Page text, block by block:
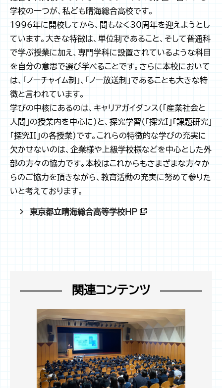
学校の一つが、私ども晴海総合高校です。
1996年に開校してから、間もなく30周年を迎えようとし
ています。大きな特徴は、単位制であること、そして普通科
で学ぶ授業に加え、専門学科に設置されているような科目
を自分の意思で選び学べることです。さらに本校において
は、「ノーチャイム制」、「ノー放送制」であることも大きな特
徴と言われています。
学びの中核にあるのは、キャリアガイダンス（「産業社会と
人間」の授業内を中心に）と、探究学習（「探究I」「課題研究」
「探究II」の各授業）です。これらの特徴的な学びの充実に
欠かせないのは、企業様や上級学校様などを中心とした外
部の方々の協力です。本校はこれからもさまざまな方々か
らのご協力を頂きながら、教育活動の充実に努めて参りた
いと考えております。
東京都立晴海総合高等学校HP
関連コンテンツ